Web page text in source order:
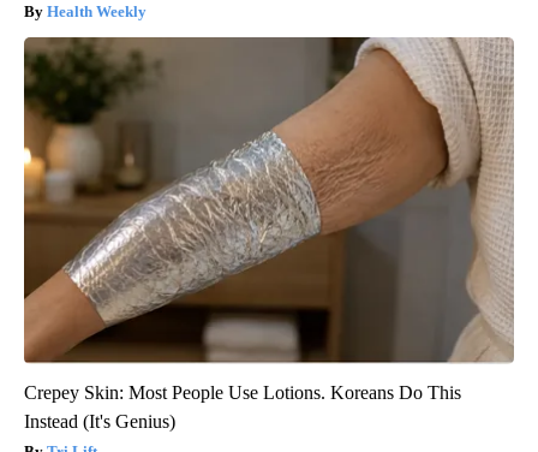
Health Weekly
Crepey Skin: Most People Use Lotions. Koreans Do This
Instead (It's Genius)